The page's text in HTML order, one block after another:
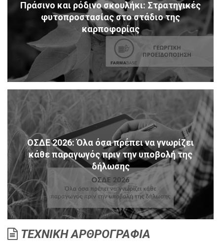
Πράσινο και ρόδινο σκουλήκι: Στρατηγικές
φυτοπροστασίας στο στάδιο της
καρποφορίας
ΟΣΔΕ 2026: Όλα όσα πρέπει να γνωρίζει
κάθε παραγωγός πριν την υποβολή της
δήλωσης
ΤΕΧΝΙΚΗ ΑΡΘΡΟΓΡΑΦΙΑ